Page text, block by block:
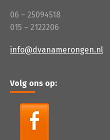
06 – 25094518
015 – 2122206
info@dvanamerongen.nl
Volg ons op: